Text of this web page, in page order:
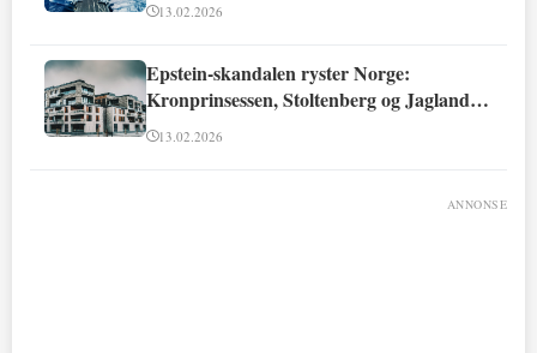
13.02.2026
Epstein-skandalen ryster Norge:
Kronprinsessen, Stoltenberg og Jagland
involvert
13.02.2026
ANNONSE